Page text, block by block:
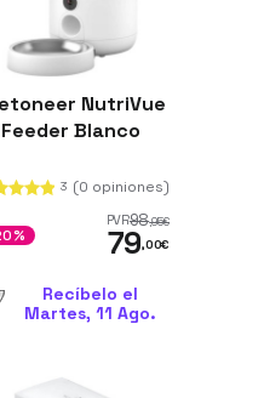
NutriVue
Feeder Blanco
3 (0 opiniones)
PVR98,95€
79,00€
Recíbelo el
Martes, 11 Ago.